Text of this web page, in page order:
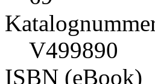
V499890
ISBN (eBook)